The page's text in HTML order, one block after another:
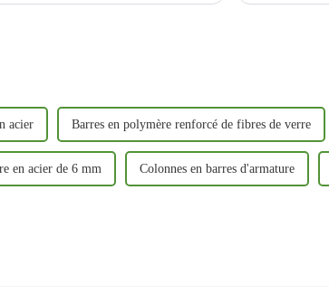
acier Barres en polymère renforcé de fibres de verre
en acier de 6 mm Colonnes en barres d'armature